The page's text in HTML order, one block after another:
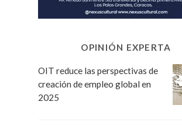
OPINIÓN EXPERTA
OIT reduce las perspectivas de
creación de empleo global en
2025